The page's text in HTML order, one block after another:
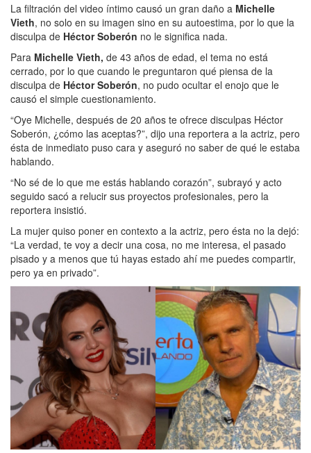
La filtración del video íntimo causó un gran daño a Michelle
Vieth, no solo en su imagen sino en su autoestima, por lo que la
disculpa de Héctor Soberón no le significa nada.
Para Michelle Vieth, de 43 años de edad, el tema no está
cerrado, por lo que cuando le preguntaron qué piensa de la
disculpa de Héctor Soberón, no pudo ocultar el enojo que le
causó el simple cuestionamiento.
“Oye Michelle, después de 20 años te ofrece disculpas Héctor
Soberón, ¿cómo las aceptas?”, dijo una reportera a la actriz, pero
ésta de inmediato puso cara y aseguró no saber de qué le estaba
hablando.
“No sé de lo que me estás hablando corazón”, subrayó y acto
seguido sacó a relucir sus proyectos profesionales, pero la
reportera insistió.
La mujer quiso poner en contexto a la actriz, pero ésta no la dejó:
“La verdad, te voy a decir una cosa, no me interesa, el pasado
pisado y a menos que tú hayas estado ahí me puedes compartir,
pero ya en privado”.